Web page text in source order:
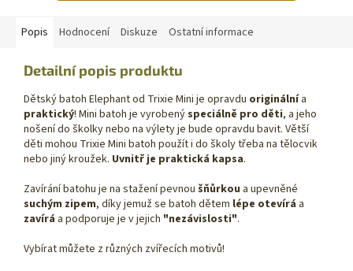
Popis Hodnocení Diskuze Ostatní informace
Detailní popis produktu
Dětský batoh Elephant od Trixie Mini je opravdu originálnía
praktický! Mini batoh je vyrobenýspeciálně pro děti, a jeho
nošení do školky nebo na výlety je bude opravdu bavit. Větší
děti mohou Trixie Mini batoh použít i do školy třeba na tělocvik
nebo jiný kroužek. Uvnitř je praktická kapsa.
Zavírání batohu je na stažení pevnou šňůrkou a upevněné
suchým zipem, díky jemuž se batoh dětem lépe otevírá a
zavírá a podporuje je v jejich "nezávislosti".
Vybírat můžete z různých zvířecích motivů!